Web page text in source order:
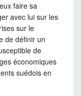
faire sa
avec lui sur les
sur le
de définir un
de
économiques
suédois en